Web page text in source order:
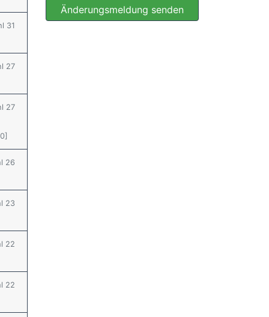
31
27
27
26
23
22
22
Änderungsmeldung senden